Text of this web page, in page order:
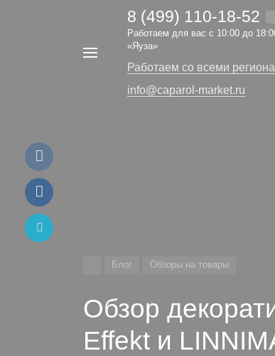
Найти
8 (499) 110-18-52
Работаем для вас с 10:00 до
«Яуза»
Работаем со всеми
info@caparol-market.ru
Блог Обзоры на товары
Обзор
Effekt и